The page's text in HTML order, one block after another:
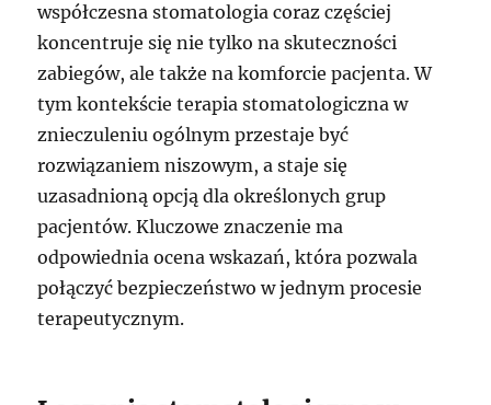
współczesna stomatologia coraz częściej
koncentruje się nie tylko na skuteczności
zabiegów, ale także na komforcie pacjenta. W
tym kontekście terapia stomatologiczna w
znieczuleniu ogólnym przestaje być
rozwiązaniem niszowym, a staje się
uzasadnioną opcją dla określonych grup
pacjentów. Kluczowe znaczenie ma
odpowiednia ocena wskazań, która pozwala
połączyć bezpieczeństwo w jednym procesie
terapeutycznym.